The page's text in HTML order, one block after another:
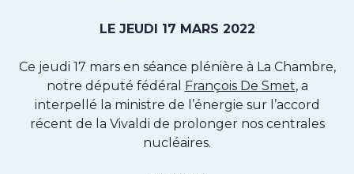
LE JEUDI 17 MARS 2022
Ce jeudi 17 mars en séance plénière à La Chambre,
notre député fédéral François De Smet, a
interpellé la ministre de l’énergie sur l’accord
récent de la Vivaldi de prolonger nos centrales
nucléaires.